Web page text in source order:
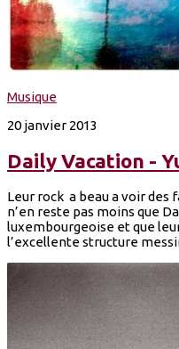
Musique
20 janvier 2013
Daily Vacation -
Leur rock a beau a voir des
n’en reste pas moins que
luxembourgeoise et que
l’excellente structure